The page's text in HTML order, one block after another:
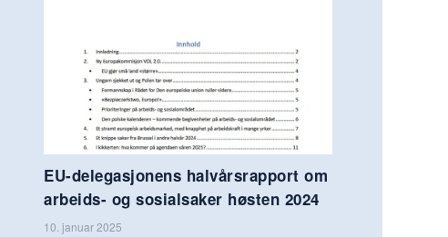
EU-delegasjonens halvårsrapport om
arbeids- og sosialsaker høsten 2024
10. januar 2025